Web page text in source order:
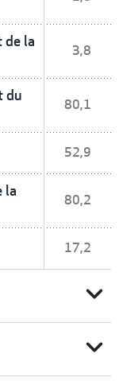
de la
3,8
du
80,1
52,9
la
80,2
17,2
expand_more
expand_more